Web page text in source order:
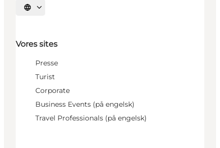
Vælg sprog
Vores sites
Presse
Turist
Corporate
Business Events (på engelsk)
Travel Professionals (på engelsk)